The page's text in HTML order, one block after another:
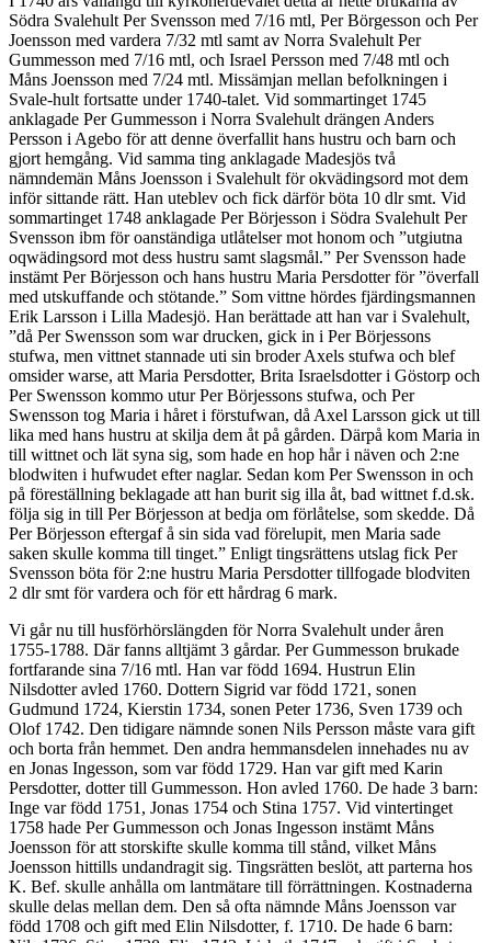
Södra Svalehult Per Svensson med 7/16 mtl, Per Börgesson och Per
Joensson med vardera 7/32 mtl samt av Norra Svalehult Per
Gummesson med 7/16 mtl, och Israel Persson med 7/48 mtl och
Måns Joensson med 7/24 mtl. Missämjan mellan befolkningen i
Svale-hult fortsatte under 1740-talet. Vid sommartinget 1745
anklagade Per Gummesson i Norra Svalehult drängen Anders
Persson i Agebo för att denne överfallit hans hustru och barn och
gjort hemgång. Vid samma ting anklagade Madesjös två
nämndemän Måns Joensson i Svalehult för okvädingsord mot dem
inför sittande rätt. Han uteblev och fick därför böta 10 dlr smt. Vid
sommartinget 1748 anklagade Per Börjesson i Södra Svalehult Per
Svensson ibm för oanständiga utlåtelser mot honom och ”utgiutna
oqwädingsord mot dess hustru samt slagsmål.” Per Svensson hade
instämt Per Börjesson och hans hustru Maria Persdotter för ”överfall
med utskuffande och stötande.” Som vittne hördes fjärdingsmannen
Erik Larsson i Lilla Madesjö. Han berättade att han var i Svalehult,
”då Per Swensson som war drucken, gick in i Per Börjessons
stufwa, men vittnet stannade uti sin broder Axels stufwa och blef
omsider warse, att Maria Persdotter, Brita Israelsdotter i Göstorp och
Per Swensson kommo utur Per Börjessons stufwa, och Per
Swensson tog Maria i håret i förstufwan, då Axel Larsson gick ut till
lika med hans hustru at skilja dem åt på gården. Därpå kom Maria in
till wittnet och lät syna sig, som hade en hop hår i näven och 2:ne
blodwiten i hufwudet efter naglar. Sedan kom Per Swensson in och
på föreställning beklagade att han burit sig illa åt, bad wittnet f.d.sk.
följa sig in till Per Börjesson at bedja om förlåtelse, som skedde. Då
Per Börjesson eftergaf å sin sida vad förelupit, men Maria sade
saken skulle komma till tinget.” Enligt tingsrättens utslag fick Per
Svensson böta för 2:ne hustru Maria Persdotter tillfogade blodviten
2 dlr smt för vardera och för ett hårdrag 6 mark.
Vi går nu till husförhörslängden för Norra Svalehult under åren
1755-1788. Där fanns alltjämt 3 gårdar. Per Gummesson brukade
fortfarande sina 7/16 mtl. Han var född 1694. Hustrun Elin
Nilsdotter avled 1760. Dottern Sigrid var född 1721, sonen
Gudmund 1724, Kierstin 1734, sonen Peter 1736, Sven 1739 och
Olof 1742. Den tidigare nämnde sonen Nils Persson måste vara gift
och borta från hemmet. Den andra hemmansdelen innehades nu av
en Jonas Ingesson, som var född 1729. Han var gift med Karin
Persdotter, dotter till Gummesson. Hon avled 1760. De hade 3 barn:
Inge var född 1751, Jonas 1754 och Stina 1757. Vid vintertinget
1758 hade Per Gummesson och Jonas Ingesson instämt Måns
Joensson för att storskifte skulle komma till stånd, vilket Måns
Joensson hittills undandragit sig. Tingsrätten beslöt, att parterna hos
K. Bef. skulle anhålla om lantmätare till förrättningen. Kostnaderna
skulle delas mellan dem. Den så ofta nämnde Måns Joensson var
född 1708 och gift med Elin Nilsdotter, f. 1710. De hade 6 barn: